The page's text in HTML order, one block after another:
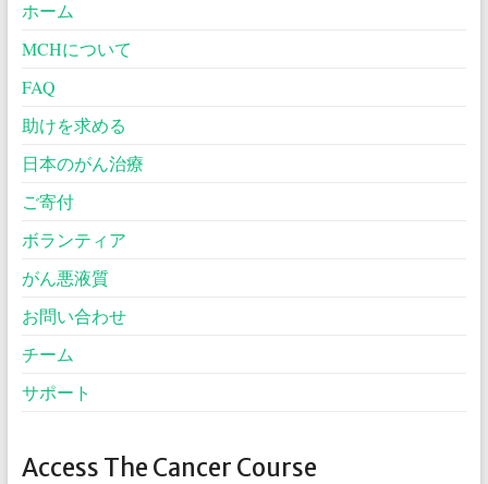
ホーム
MCHについて
FAQ
助けを求める
日本のがん治療
ご寄付
ボランティア
がん悪液質
お問い合わせ
チーム
サポート
Access The Cancer Course